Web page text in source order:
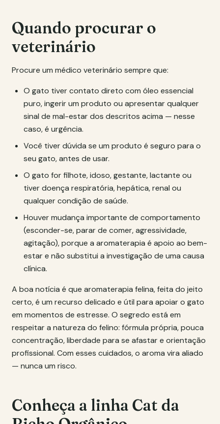
Quando procurar o
veterinário
Procure um médico veterinário sempre que:
O gato tiver contato direto com óleo essencial
puro, ingerir um produto ou apresentar qualquer
sinal de mal-estar dos descritos acima — nesse
caso, é urgência.
Você tiver dúvida se um produto é seguro para o
seu gato, antes de usar.
O gato for filhote, idoso, gestante, lactante ou
tiver doença respiratória, hepática, renal ou
qualquer condição de saúde.
Houver mudança importante de comportamento
(esconder-se, parar de comer, agressividade,
agitação), porque a aromaterapia é apoio ao bem-
estar e não substitui a investigação de uma causa
clínica.
A boa notícia é que aromaterapia felina, feita do jeito
certo, é um recurso delicado e útil para apoiar o gato
em momentos de estresse. O segredo está em
respeitar a natureza do felino: fórmula própria, pouca
concentração, liberdade para se afastar e orientação
profissional. Com esses cuidados, o aroma vira aliado
— nunca um risco.
Conheça a linha Cat da